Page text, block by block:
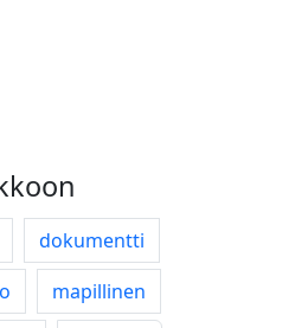
dokumentti
mapillinen